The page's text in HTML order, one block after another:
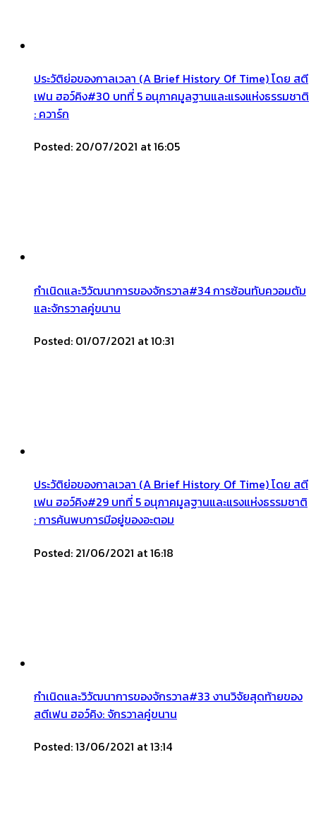
ประวัติย่อของกาลเวลา (A Brief History Of Time) โดย สตี
เฟน ฮอว์คิง#30 บทที่ 5 อนุภาคมูลฐานและแรงแห่งธรรมชาติ
: ควาร์ก
Posted: 20/07/2021 at 16:05
กำเนิดและวิวัฒนาการของจักรวาล#34 การซ้อนทับควอมตัม
และจักรวาลคู่ขนาน
Posted: 01/07/2021 at 10:31
ประวัติย่อของกาลเวลา (A Brief History Of Time) โดย สตี
เฟน ฮอว์คิง#29 บทที่ 5 อนุภาคมูลฐานและแรงแห่งธรรมชาติ
: การค้นพบการมีอยู่ของอะตอม
Posted: 21/06/2021 at 16:18
กำเนิดและวิวัฒนาการของจักรวาล#33 งานวิจัยสุดท้ายของ
สตีเฟน ฮอว์คิง: จักรวาลคู่ขนาน
Posted: 13/06/2021 at 13:14